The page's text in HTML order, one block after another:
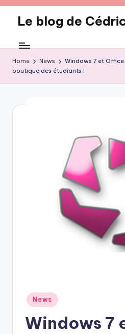
content
Le blog de
Home News
Windows 7 et
boutique des étudiants !
Posted
in
News
Windows 7